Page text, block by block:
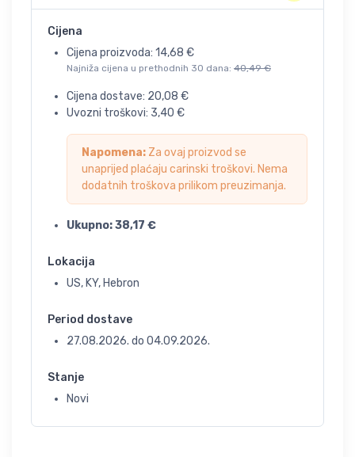
Cijena
Cijena proizvoda: 14,68 €
Najniža cijena u prethodnih 30 dana: 40,49 €
Cijena dostave: 20,08 €
Uvozni troškovi: 3,40 €
Napomena: Za ovaj proizvod se
unaprijed plaćaju carinski troškovi. Nema
dodatnih troškova prilikom preuzimanja.
Ukupno:38,17 €
Lokacija
US, KY, Hebron
Period dostave
27.08.2026. do 04.09.2026.
Stanje
Novi